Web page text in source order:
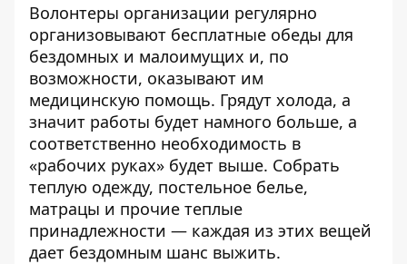
Волонтеры организации регулярно
организовывают бесплатные обеды для
бездомных и малоимущих и, по
возможности, оказывают им
медицинскую помощь. Грядут холода, а
значит работы будет намного больше, а
соответственно необходимость в
«рабочих руках» будет выше. Собрать
теплую одежду, постельное белье,
матрацы и прочие теплые
принадлежности — каждая из этих вещей
дает бездомным шанс выжить.